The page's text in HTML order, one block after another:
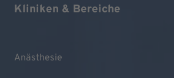
Kliniken & Bereiche
Anästhesie